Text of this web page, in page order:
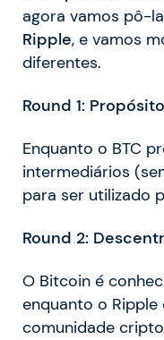
agora vamos pô-
Ripple, e vamos
diferentes.
Round 1:
Enquanto o BTC
intermediários
para ser utilizado
Round 2:
O Bitcoin é
enquanto o
comunidade